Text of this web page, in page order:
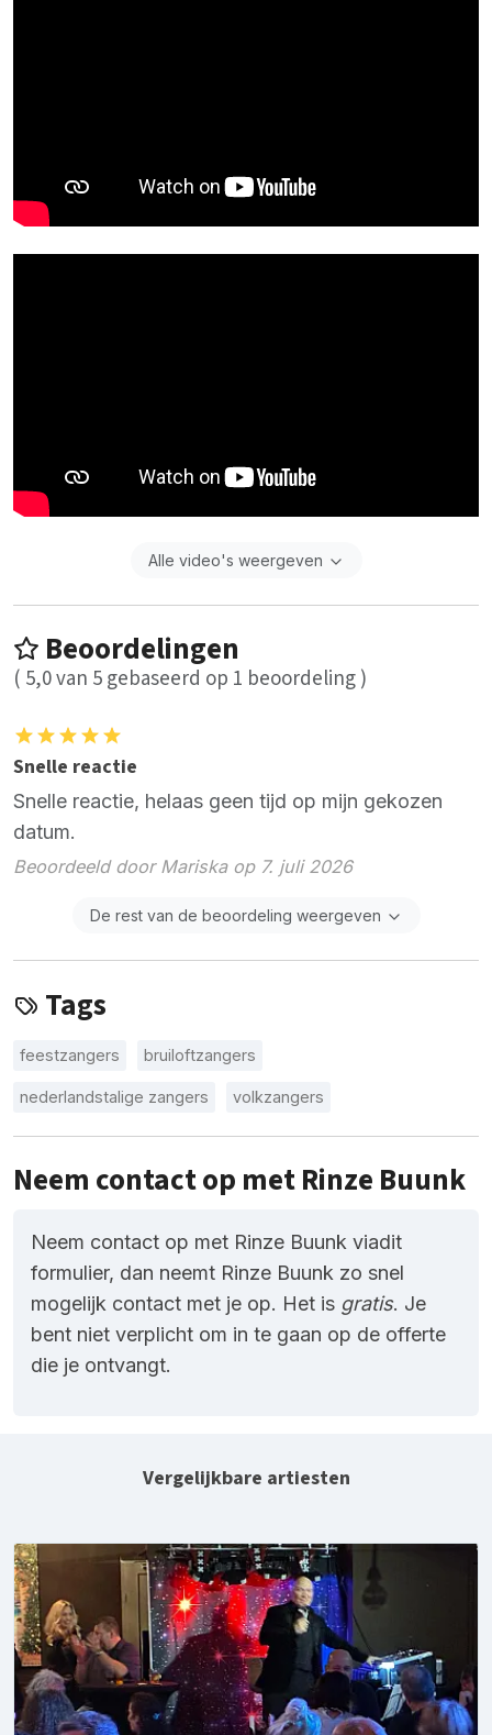
Alle video's weergeven
Beoordelingen
( 5,0van 5gebaseerd op 1 beoordeling )
Snelle reactie
Snelle reactie, helaas geen tijd op mijn gekozen
datum.
Beoordeeld door Mariska op 7. juli 2026
De rest van de beoordeling weergeven
Tags
feestzangers bruiloftzangers
nederlandstalige zangers volkzangers
Neem contact op met Rinze Buunk
Neem contact op met Rinze Buunk viadit
formulier, dan neemt Rinze Buunk zo snel
mogelijk contact met je op. Het is gratis. Je
bent niet verplicht om in te gaan op de offerte
die je ontvangt.
Vergelijkbare artiesten